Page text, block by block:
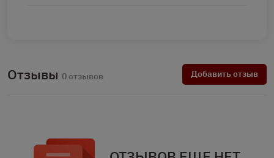
Отзывы 0 отзывов Добавить отзыв